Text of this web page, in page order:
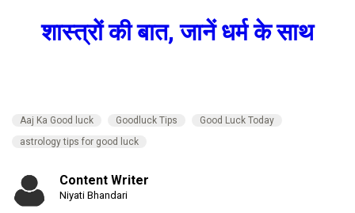
शास्त्रों की बात, जानें धर्म के साथ
Aaj Ka Good luck Goodluck Tips
Good Luck Today
astrology tips for good luck
Content Writer
Niyati Bhandari